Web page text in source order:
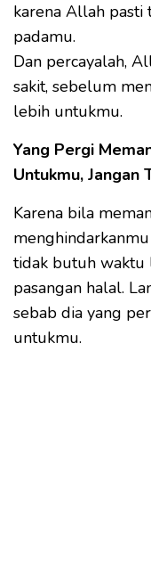
karena Allah pasti
padamu.
Dan percayalah,
sakit, sebelum
lebih untukmu.
Yang Pergi
Untukmu, Jangan
Karena bila
tidak butuh waktu
pasangan halal.
sebab dia yang
untukmu.